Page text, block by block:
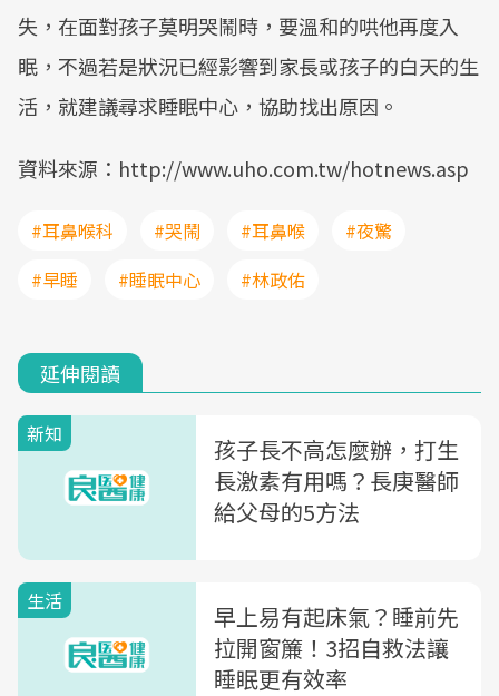
失，在面對孩子莫明哭鬧時，要溫和的哄他再度入
眠，不過若是狀況已經影響到家長或孩子的白天的生
活，就建議尋求睡眠中心，協助找出原因。
資料來源：http://www.uho.com.tw/hotnews.asp
#耳鼻喉科 #哭鬧 #耳鼻喉
#夜驚
#早睡
#睡眠中心 #林政佑
延伸閱讀
新知
孩子長不高怎麼辦，打生
長激素有用嗎？長庚醫師
給父母的5方法
生活
早上易有起床氣？睡前先
拉開窗簾！3招自救法讓
睡眠更有效率